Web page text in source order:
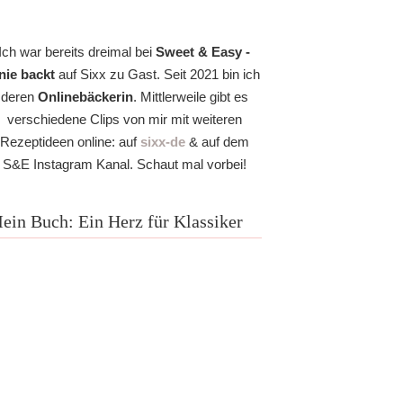
war bereits dreimal beiSweet & Easy -
backtauf Sixx zu Gast. Seit 2021 bin ich
deren Onlinebäckerin. Mittlerweile gibt es
verschiedene Clips von mir mit weiteren
Rezeptideen online: auf sixx-de& auf dem
S&E Instagram Kanal. Schaut mal vorbei!
Buch: Ein Herz für Klassiker